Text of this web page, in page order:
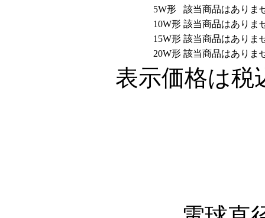
5W形
該当商品はありま
10W形 該当商品はありま
15W形 該当商品はありま
20W形 該当商品はありま
表示価格は税